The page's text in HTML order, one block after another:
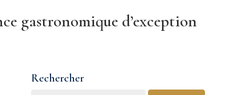
gastronomique d’exception
Rechercher